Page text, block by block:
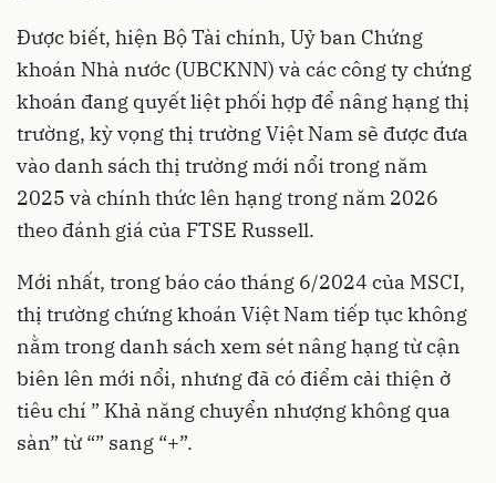
Được biết, hiện Bộ Tài chính, Uỷ ban Chứng
khoán Nhà nước (UBCKNN) và các công ty chứng
khoán đang quyết liệt phối hợp để nâng hạng thị
trường, kỳ vọng thị trường Việt Nam sẽ được đưa
vào danh sách thị trường mới nổi trong năm
2025 và chính thức lên hạng trong năm 2026
theo đánh giá của FTSE Russell.
Mới nhất, trong báo cáo tháng 6/2024 của MSCI,
thị trường chứng khoán Việt Nam tiếp tục không
nằm trong danh sách xem sét nâng hạng từ cận
biên lên mới nổi, nhưng đã có điểm cải thiện ở
tiêu chí ” Khả năng chuyển nhượng không qua
sàn” từ “” sang “+”.